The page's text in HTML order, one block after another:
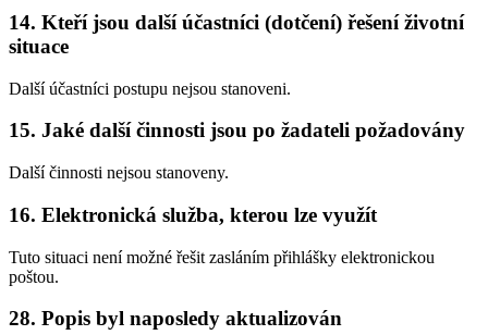
14. Kteří jsou další účastníci (dotčení) řešení životní
situace
Další účastníci postupu nejsou stanoveni.
15. Jaké další činnosti jsou po žadateli požadovány
Další činnosti nejsou stanoveny.
16. Elektronická služba, kterou lze využít
Tuto situaci není možné řešit zasláním přihlášky elektronickou
poštou.
28. Popis byl naposledy aktualizován